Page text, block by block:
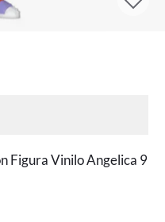
Figura Vinilo Angelica 9